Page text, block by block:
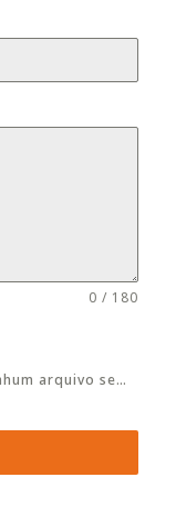
0 / 180
Nenhum arquivo selecionado ainda